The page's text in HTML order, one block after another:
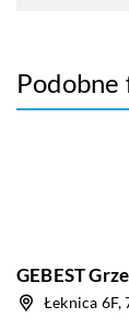
GEBEST
Łeknica 6F,